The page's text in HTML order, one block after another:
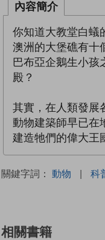
內容簡介
你知道大教堂白蟻
澳洲的大堡礁有十
巴布亞企鵝生小孩
殿？
其實，在人類發展
動物建築師早已在
建造牠們的偉大王
關鍵字詞： 動物 | 科
相關書籍